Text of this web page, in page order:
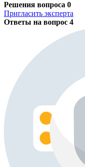
Решения вопроса 0
Пригласить эксперта
Ответы на вопрос 4